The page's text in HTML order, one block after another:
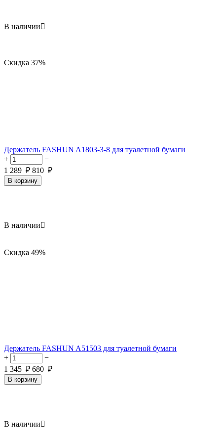
В наличии
Скидка 37%
Держатель FASHUN A1803-3-8 для туалетной бумаги
+
−
1 289 ₽ 810 ₽
В корзину
В наличии
Скидка 49%
Держатель FASHUN A51503 для туалетной бумаги
+
−
1 345 ₽ 680 ₽
В корзину
В наличии